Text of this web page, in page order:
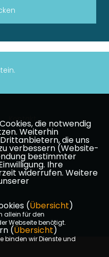
Kontakt die notwendig
Weiterhin
die uns
verbessern (Website-
bestimmter
Ihre
widerrufen. Weitere
(Übersicht)
allein für den
Webseite benötigt.
(Übersicht)
binden wir Dienste und